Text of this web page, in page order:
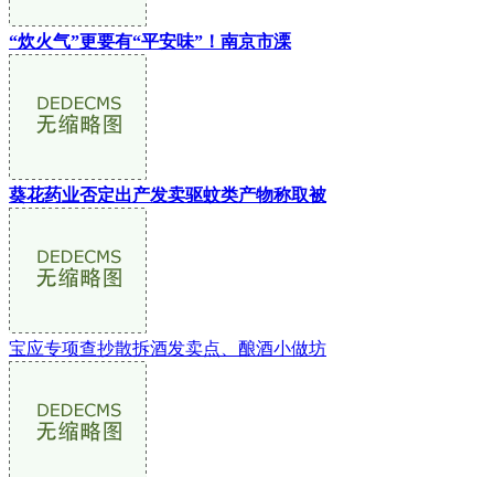
“炊火气”更要有“平安味”！南京市溧
葵花药业否定出产发卖驱蚊类产物称取被
宝应专项查抄散拆酒发卖点、酿酒小做坊